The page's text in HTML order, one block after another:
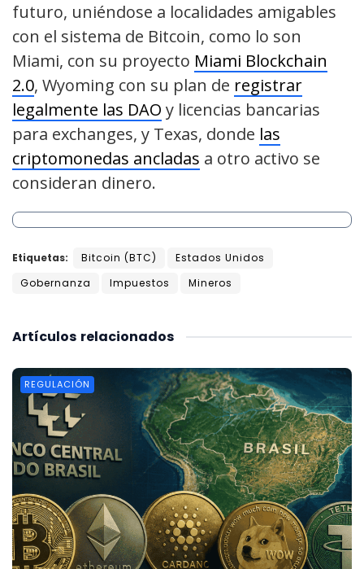
futuro, uniéndose a localidades amigables
con el sistema de Bitcoin, como lo son
Miami, con su proyecto Miami Blockchain
2.0, Wyoming con su plan de registrar
legalmente las DAO y licencias bancarias
para exchanges, y Texas, donde las
criptomonedas ancladas a otro activo se
consideran dinero.
Etiquetas: Bitcoin (BTC)
Estados Unidos
Gobernanza
Impuestos Mineros
relacionados
Artículos
REGULACIÓN